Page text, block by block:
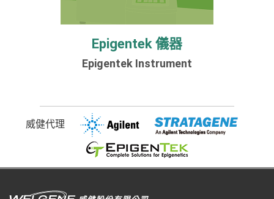
Epigentek 儀器
Epigentek Instrument
威健代理